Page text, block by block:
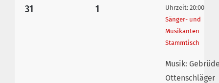
31
1
Uhrzeit: 20:00
Sänger- und
Musikanten-
Stammtisch
Musik:
Ottenschläger